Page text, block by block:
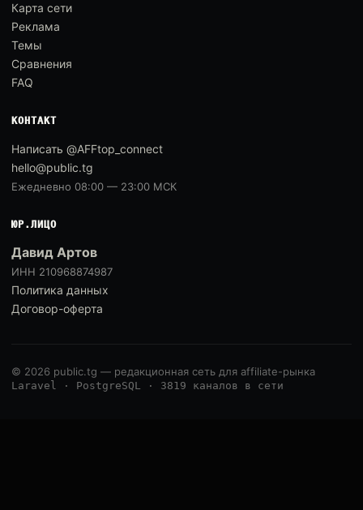
Карта сети
Реклама
Темы
Сравнения
FAQ
КОНТАКТ
Написать @AFFtop_connect
hello@public.tg
Ежедневно 08:00 — 23:00 МСК
ЮР.ЛИЦО
Давид Артов
ИНН 210968874987
Политика данных
Договор-оферта
© 2026 public.tg — редакционная сеть для affiliate-рынка
Laravel · PostgreSQL · 3819 каналов в сети